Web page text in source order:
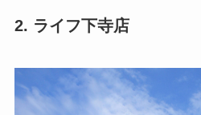
2. ライフ下寺店